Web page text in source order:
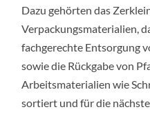
Dazu gehörten das
Verpackungsmaterialien,
fachgerechte Entsorgung
sowie die Rückgabe von
Arbeitsmaterialien wie
sortiert und für die